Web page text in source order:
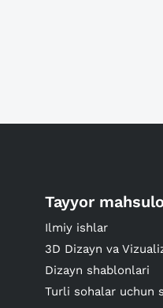
Tayyor
Ilmiy ishlar
3D Dizayn va
Dizayn shablonlari
Turli sohalar uchun